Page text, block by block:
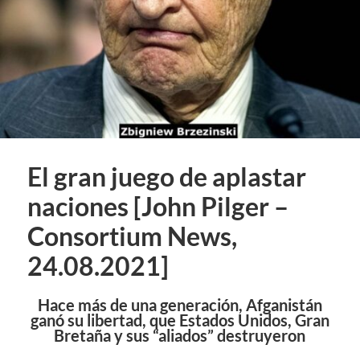
El gran juego de aplastar
naciones [John Pilger –
Consortium News,
24.08.2021]
Hace más de una generación, Afganistán
ganó su libertad, que Estados Unidos, Gran
Bretaña y sus “aliados” destruyeron